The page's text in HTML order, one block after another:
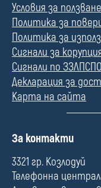
Условия за ползване
Политика за
Политика за
Сигнали за
Сигнали по
Декларация за
Карта на сайта
П
л
е
За контакти
3321 гр. Козлодуй
Телефонна